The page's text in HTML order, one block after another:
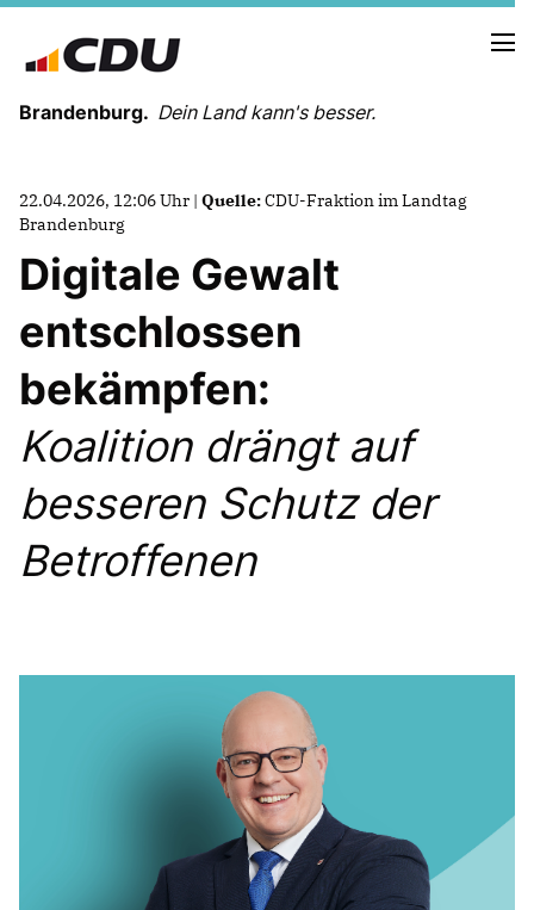
Brandenburg. Dein Land kann's besser.
MELDUNGEN
LANDESGESCHÄFTSSTELLE
KREISVERBÄNDE
VEREINIGUNGEN UND SONDERORGANISATIONEN
LANDESFACHAUSSCHÜSSE
SATZUNG
PARTEIGESCHICHTE
IM EUROPÄISCHEN PARLAMENT
NEWSLETTER ABONNIEREN
BILDER
PROGRAMME
WICHTIGE BESCHLÜSSE DER CDU BRANDENBURG
75 JAHRE CDU BRANDENBURG
22.04.2026, 12:06 Uhr | Quelle:CDU-Fraktion im Landtag
Brandenburg
Digitale Gewalt
entschlossen
bekämpfen:
Koalition drängt auf
besseren Schutz der
Betroffenen